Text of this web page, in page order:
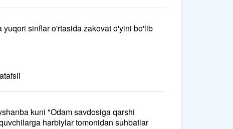
yuqori sinflar o'rtasida zakovat o'yini bo'lib
kuni "Odam savdosiga qarshi
harbiylar tomonidan suhbatlar